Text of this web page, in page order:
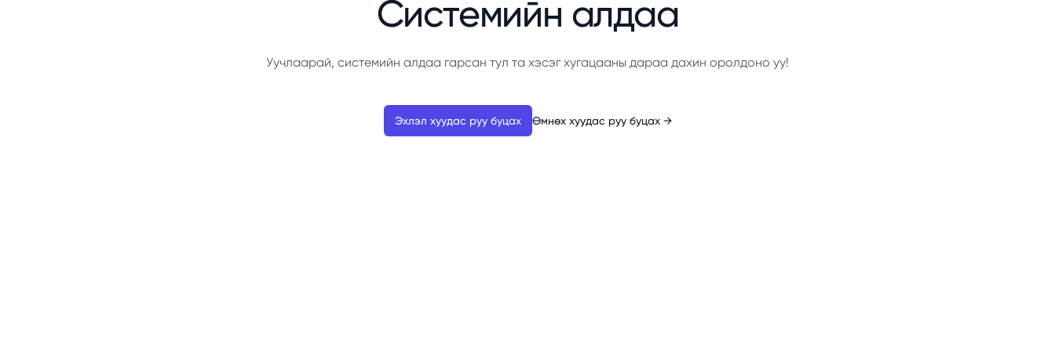
Системийн алдаа
Уучлаарай, системийн алдаа гарсан тул та хэсэг хугацааны дараа дахин оролдоно уу!
Эхлэл хуудас руу буцах Өмнөх хуудас руу буцах →